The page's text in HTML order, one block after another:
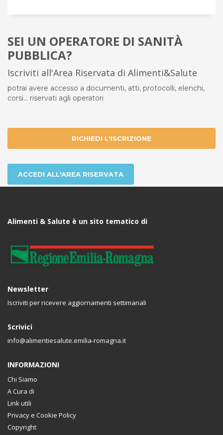
SEI UN OPERATORE DI SANITÀ
PUBBLICA?
Iscriviti all'Area Riservata di Alimenti&Salute
potrai avere accesso a documenti, atti, protocolli, elenchi,
corsi... riservati agli operatori
RICHIEDI L'ISCRIZIONE
ACCEDI ALL'AREA RISERVATA
Alimenti & Salute è un sito tematico di
Newsletter
Iscriviti per ricevere aggiornamenti settimanali
Scrivici
info@alimentiesalute.emilia-romagna.it
INFORMAZIONI
Chi Siamo
A Cura di
Link utili
Privacy e Cookie Policy
Copyright